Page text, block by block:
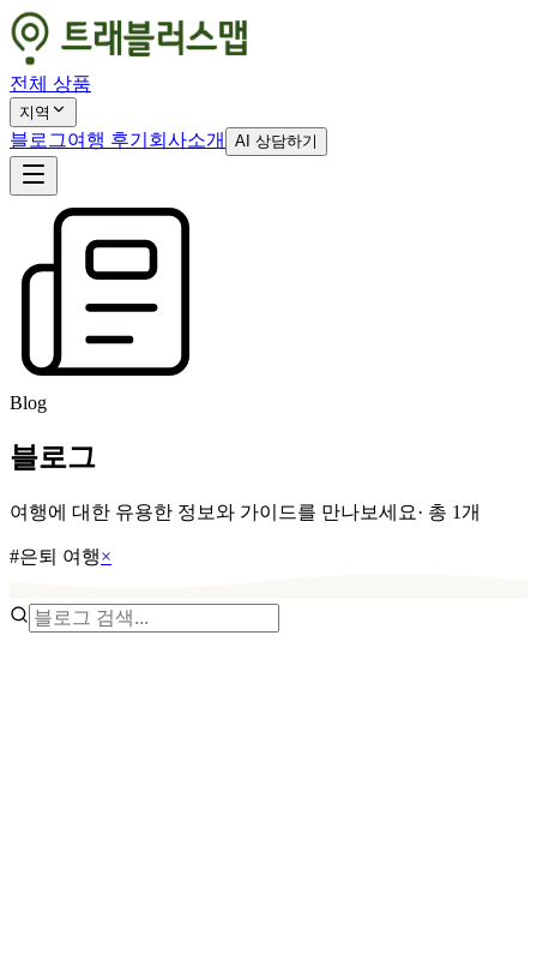
전체 상품
지역
블로그여행 후기 회사소개 AI 상담하기
Blog
블로그
여행에 대한 유용한 정보와 가이드를 만나보세요· 총 1개
#은퇴 여행×